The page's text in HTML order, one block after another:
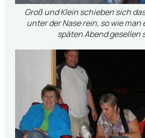
Groß und Klein schieben sich
unter der Nase rein, so wie man
späten Abend gesellen